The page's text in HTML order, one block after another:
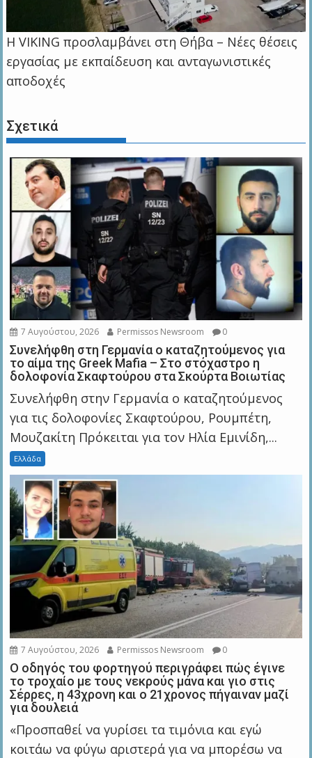
Η VIKING προσλαμβάνει στη Θήβα – Νέες θέσεις
εργασίας με εκπαίδευση και ανταγωνιστικές
αποδοχές
Σχετικά
7 Αυγούστου, 2026 Permissos Newsroom 0
Συνελήφθη στη Γερμανία ο καταζητούμενος για
το αίμα της Greek Mafia – Στο στόχαστρο η
δολοφονία Σκαφτούρου στα Σκούρτα Βοιωτίας
Συνελήφθη στην Γερμανία ο καταζητούμενος
για τις δολοφονίες Σκαφτούρου, Ρουμπέτη,
Μουζακίτη Πρόκειται για τον Ηλία Εμινίδη,...
Ελλάδα
7 Αυγούστου, 2026 Permissos Newsroom 0
Ο οδηγός του φορτηγού περιγράφει πώς έγινε
το τροχαίο με τους νεκρούς μάνα και γιο στις
Σέρρες, η 43χρονη και ο 21χρονος πήγαιναν μαζί
για δουλειά
«Προσπαθεί να γυρίσει τα τιμόνια και εγώ
κοιτάω να φύγω αριστερά για να μπορέσω να